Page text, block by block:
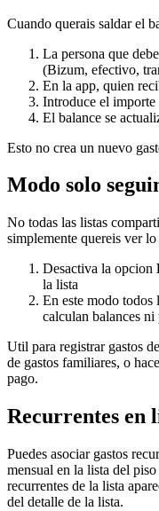
Cuando querais saldar el
La persona que
(Bizum, efectivo,
En la app, quien
Introduce el
El balance se
Esto no crea un nuevo
Modo solo
No todas las listas
simplemente quereis ver
Desactiva la opcion
la lista
En este modo todos
calculan balances ni
Util para registrar gastos
de gastos familiares, o
pago.
Recurrentes en
Puedes asociar gastos
mensual en la lista del
recurrentes de la lista
del detalle de la lista.